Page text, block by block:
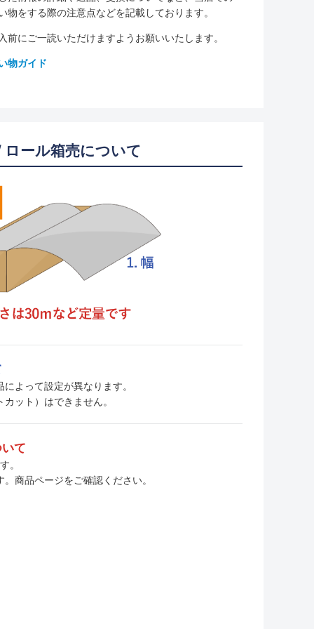
物をする際の注意点などを記載しております。
前にご一読いただけますようお願いいたします。
物ガイド
ール箱売について
よって設定が異なります。
ット）はできません。
て
。
商品ページをご確認ください。